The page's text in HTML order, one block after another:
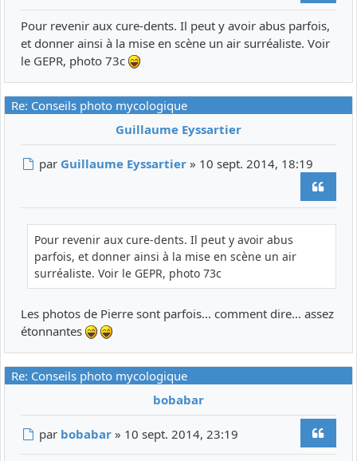
Pour revenir aux cure-dents. Il peut y avoir abus parfois,
et donner ainsi à la mise en scène un air surréaliste. Voir
le GEPR, photo 73c
Re: Conseils photo mycologique
Guillaume Eyssartier
Message
par Guillaume Eyssartier » 10 sept. 2014, 18:19
Pour revenir aux cure-dents. Il peut y avoir abus
parfois, et donner ainsi à la mise en scène un air
surréaliste. Voir le GEPR, photo 73c
Les photos de Pierre sont parfois... comment dire... assez
étonnantes
Re: Conseils photo mycologique
bobabar
Message
par bobabar » 10 sept. 2014, 23:19